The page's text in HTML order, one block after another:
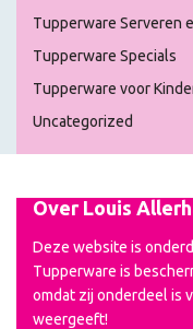
Tupperware Serveren
Tupperware Specials
Tupperware voor
Uncategorized
Over Louis
Deze website is
Tupperware is
omdat zij onderdeel is
weergeeft!